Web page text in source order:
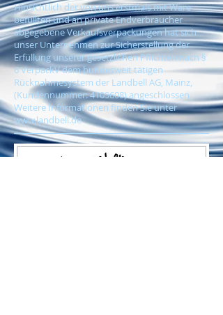
Hinsichtlich der von uns erstmals mit Ware
befüllten und an private Endverbraucher
abgegebene Verkaufsverpackungen hat sich
unser Unternehmen zur Sicherstellung der
Erfüllung unserer gesetzlichen Pflichten nach §
6 VerpackV dem bundesweit tätigen
Rücknahmesystem der Landbell AG, Mainz,
(Kundennummer:4109608)angeschlossen.
Weitere Informationen finden Sie unter
www.landbell.de